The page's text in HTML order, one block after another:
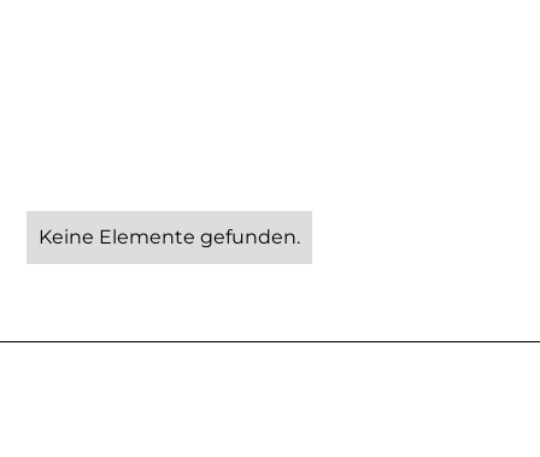
Keine Elemente gefunden.